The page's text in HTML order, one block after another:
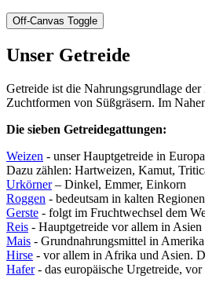
Off-Canvas Toggle
Unser Getreide
Getreide ist die Nahrungsgrundlage
Zuchtformen von Süßgräsern. Im
Die sieben Getreidegattungen:
Weizen - unser Hauptgetreide in
Dazu zählen: Hartweizen, Kamut,
Urkörner– Dinkel, Emmer, Einkorn
Roggen - bedeutsam in kalten
Gerste - folgt im Fruchtwechsel dem
Reis - Hauptgetreide vor allem in
Mais - Grundnahrungsmittel in
Hirse - vor allem in Afrika und Asien.
Hafer- das europäische Urgetreide,